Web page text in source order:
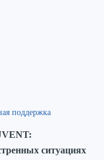
поддержка
ситуациях